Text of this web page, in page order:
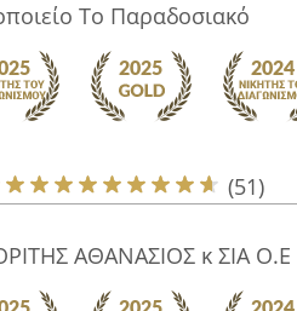
Το Παραδοσιακό
(51)
ΑΘΑΝΑΣΙΟΣ κ ΣΙΑ Ο.Ε